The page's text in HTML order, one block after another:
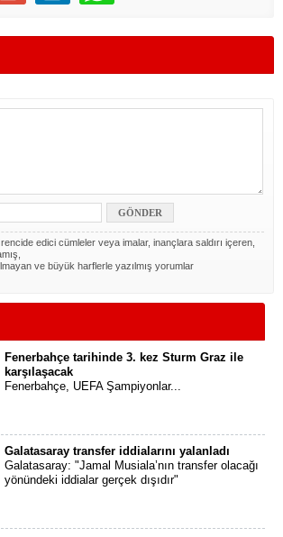
edici cümleler veya imalar, inançlara saldırı içeren,
ve büyük harflerle yazılmış yorumlar
Fenerbahçe tarihinde 3. kez Sturm Graz ile
karşılaşacak
Fenerbahçe, UEFA Şampiyonlar...
Galatasaray transfer iddialarını yalanladı
Galatasaray: "Jamal Musiala’nın transfer olacağı
yönündeki iddialar gerçek dışıdır"